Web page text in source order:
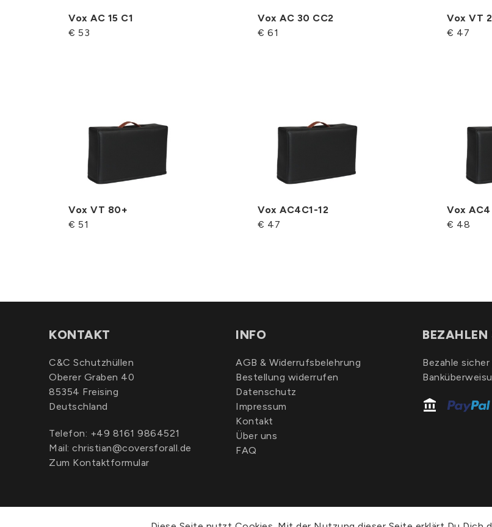
Vox AC 15 C1
€ 53
Vox AC 30 CC2
€ 61
Vox VT
€ 47
Vox VT 80+
€ 51
Vox AC4C1-12
€ 47
Vox
€ 48
KONTAKT
C&C Schutzhüllen
Oberer Graben 40
85354 Freising
Deutschland
Telefon: +49 8161 9864521
Mail: christian@coversforall.de
Zum Kontaktformular
INFO
AGB & Widerrufsbelehrung
Bestellung widerrufen
Datenschutz
Impressum
Kontakt
Über uns
FAQ
BEZAHLEN
Bezahle